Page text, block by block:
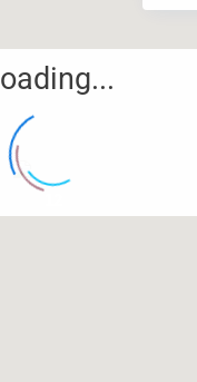
loading...